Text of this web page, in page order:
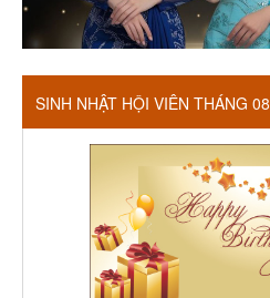
SINH NHẬT HỘI VIÊN THÁNG 08